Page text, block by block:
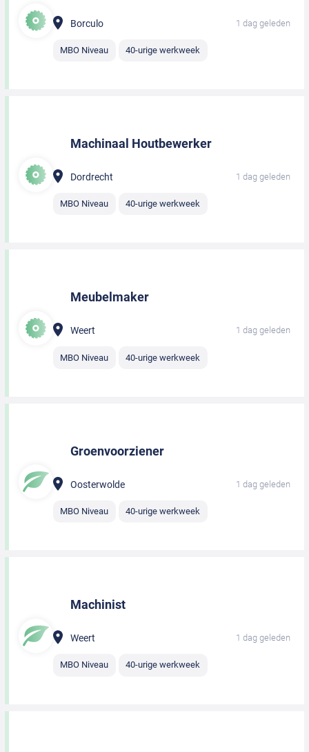
Borculo 1 dag geleden
MBO Niveau 40-urige werkweek
Machinaal Houtbewerker
Dordrecht 1 dag geleden
MBO Niveau 40-urige werkweek
Meubelmaker
Weert 1 dag geleden
MBO Niveau 40-urige werkweek
Groenvoorziener
Oosterwolde 1 dag geleden
MBO Niveau 40-urige werkweek
Machinist
Weert 1 dag geleden
MBO Niveau 40-urige werkweek